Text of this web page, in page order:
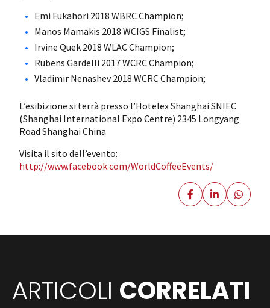
Emi Fukahori 2018 WBRC Champion;
Manos Mamakis 2018 WCIGS Finalist;
Irvine Quek 2018 WLAC Champion;
Rubens Gardelli 2017 WCRC Champion;
Vladimir Nenashev 2018 WCRC Champion;
L’esibizione si terrà presso l’Hotelex Shanghai SNIEC
(Shanghai International Expo Centre) 2345 Longyang
Road Shanghai China
Visita il sito dell’evento:
http://www.facebook.com/WorldCoffeeEvents/
ARTICOLI CORRELATI